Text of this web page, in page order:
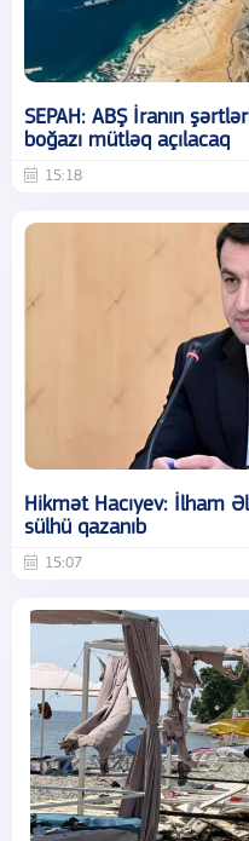
SEPAH: ABŞ İranın
boğazı mütləq açılacaq
15:18
Hikmət Hacıyev: İlham
sülhü qazanıb
15:07